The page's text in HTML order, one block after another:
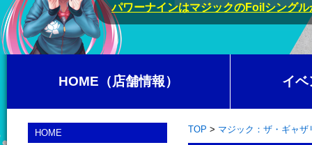
パワーナインはマジックのFoilシング
HOME（店舗情報） イベ
TOP > マジック：ザ・ギャ
HOME